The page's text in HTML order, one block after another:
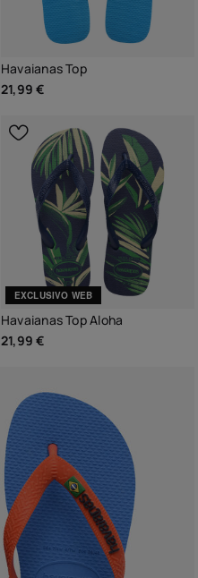
Havaianas Top
21,99 €
EXCLUSIVO WEB
Havaianas Top Aloha
21,99 €